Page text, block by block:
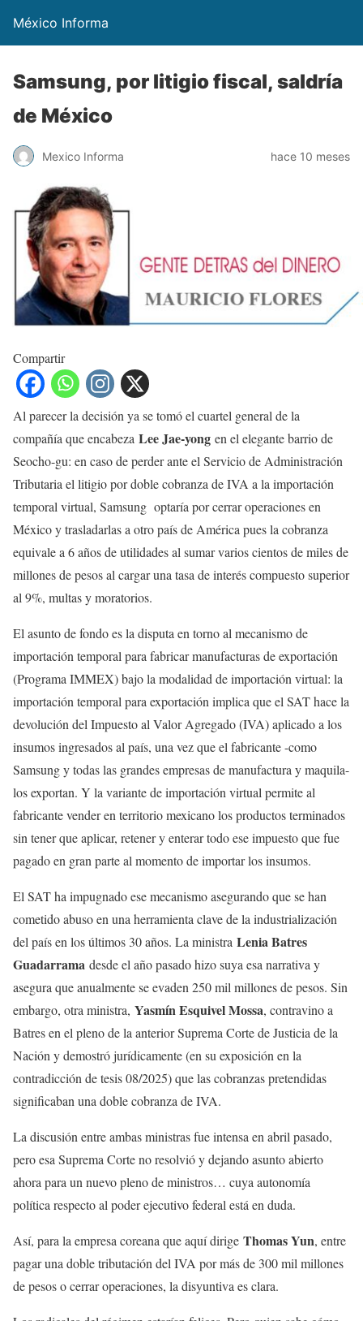
México Informa
Samsung, por litigio fiscal, saldría
de México
Mexico Informa hace 10 meses
Compartir
Al parecer la decisión ya se tomó el cuartel general de la
compañía que encabeza Lee Jae-yong en el elegante barrio de
Seocho-gu: en caso de perder ante el Servicio de Administración
Tributaria el litigio por doble cobranza de IVA a la importación
temporal virtual, Samsung optaría por cerrar operaciones en
México y trasladarlas a otro país de América pues la cobranza
equivale a 6 años de utilidades al sumar varios cientos de miles de
millones de pesos al cargar una tasa de interés compuesto superior
al 9%, multas y moratorios.
El asunto de fondo es la disputa en torno al mecanismo de
importación temporal para fabricar manufacturas de exportación
(Programa IMMEX) bajo la modalidad de importación virtual: la
importación temporal para exportación implica que el SAT hace la
devolución del Impuesto al Valor Agregado (IVA) aplicado a los
insumos ingresados al país, una vez que el fabricante -como
Samsung y todas las grandes empresas de manufactura y maquila-
los exportan. Y la variante de importación virtual permite al
fabricante vender en territorio mexicano los productos terminados
sin tener que aplicar, retener y enterar todo ese impuesto que fue
pagado en gran parte al momento de importar los insumos.
El SAT ha impugnado ese mecanismo asegurando que se han
cometido abuso en una herramienta clave de la industrialización
del país en los últimos 30 años. La ministra Lenia Batres
Guadarrama desde el año pasado hizo suya esa narrativa y
asegura que anualmente se evaden 250 mil millones de pesos. Sin
embargo, otra ministra, Yasmín Esquivel Mossa, contravino a
Batres en el pleno de la anterior Suprema Corte de Justicia de la
Nación y demostró jurídicamente (en su exposición en la
contradicción de tesis 08/2025) que las cobranzas pretendidas
significaban una doble cobranza de IVA.
La discusión entre ambas ministras fue intensa en abril pasado,
pero esa Suprema Corte no resolvió y dejando asunto abierto
ahora para un nuevo pleno de ministros… cuya autonomía
política respecto al poder ejecutivo federal está en duda.
Así, para la empresa coreana que aquí dirige Thomas Yun, entre
pagar una doble tributación del IVA por más de 300 mil millones
de pesos o cerrar operaciones, la disyuntiva es clara.